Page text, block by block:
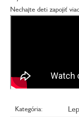
Nechajte deti zapojiť
Kategória: